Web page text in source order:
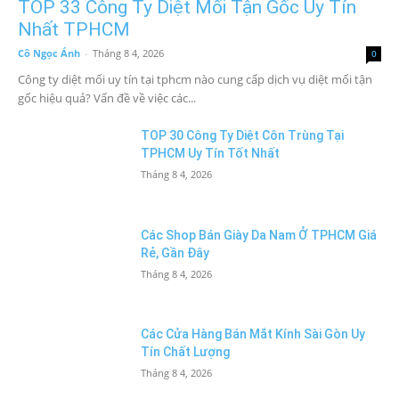
TOP 33 Công Ty Diệt Mối Tận Gốc Uy Tín
Nhất TPHCM
Cô Ngọc Ánh - Tháng 8 4, 2026 0
Công ty diệt mối uy tín tại tphcm nào cung cấp dịch vụ diệt mối tận
gốc hiệu quả? Vấn đề về việc các...
TOP 30 Công Ty Diệt Côn Trùng Tại
TPHCM Uy Tín Tốt Nhất
Tháng 8 4, 2026
Các Shop Bán Giày Da Nam Ở TPHCM Giá
Rẻ, Gần Đây
Tháng 8 4, 2026
Các Cửa Hàng Bán Mắt Kính Sài Gòn Uy
Tín Chất Lượng
Tháng 8 4, 2026